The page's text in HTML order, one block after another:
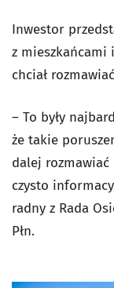
Inwestor
z
chciał
– To były
że takie
dalej rozmawiać
czysto
radny z Rada
Płn.